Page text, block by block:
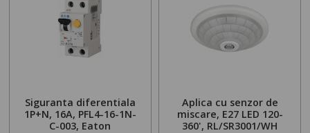
Siguranta diferentiala
1P+N, 16A, PFL4-16-1N-
C-003, Eaton
Aplica cu senzor de
miscare, E27 LED 120-
360', RL/SR3001/WH